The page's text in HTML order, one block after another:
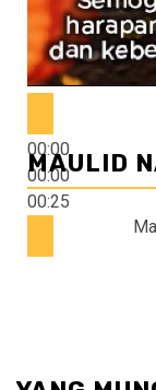
00:00
00:00
00:25
MAULID